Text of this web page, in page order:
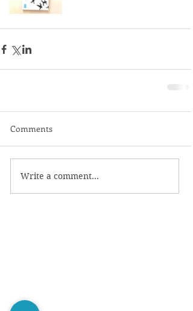
Comments
Write a comment...